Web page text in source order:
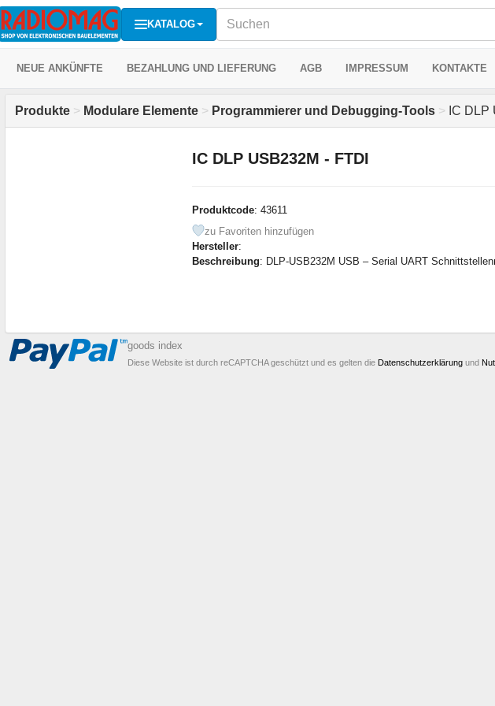
KATALOG
NEUE ANKÜNFTE BEZAHLUNG UND LIEFERUNG AGB IMPRESSUM KONTAKTE
Produkte > Modulare Elemente > Programmierer und Debugging-Tools > IC DLP
IC DLP USB232M - FTDI
Produktcode: 43611
zu Favoriten hinzufügen
Hersteller:
Beschreibung: DLP-USB232M USB – Serial UART
goods index
Diese Website ist durch reCAPTCHA geschützt und es gelten die Datenschutzerklärung und